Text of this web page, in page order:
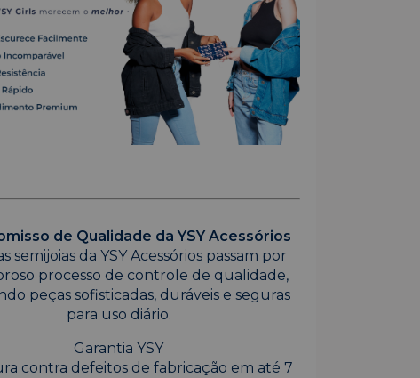
de Qualidade da YSY Acessórios
semijoias da YSY Acessórios passam por
processo de controle de qualidade,
peças sofisticadas, duráveis e seguras
para uso diário.
Garantia YSY
contra defeitos de fabricação em até 7